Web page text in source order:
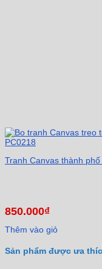
Tranh Canvas thành
850.000₫
Thêm vào giỏ
Sản phẩm được ưa